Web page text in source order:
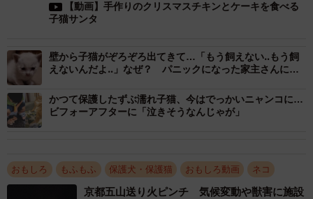
すね。やはり、ととまるくんたちの仕業？
「はい。朝起きてリビングに行くと部屋中にゴミが散らか
っていてびっくりしました（笑）。何事かと思いきやリビ
した。部屋中にごみが散乱してましたが、楽しそうに遊ん
でいたので笑っちゃいました」
――あらら。散らかしちゃったものは…。
【動画】手作りのクリスマスチキンとケーキを食べる
子猫サンタ
壁から子猫がぞろぞろ出てきて…「もう飼えない‥もう飼
えないんだよ‥」なぜ？ パニックになった家主さんに聞
かつて保護したずぶ濡れ子猫、今はでっかいニャンコに…
ビフォーアフターに「泣きそうなんじゃが」
おもしろ もふもふ 保護犬・保護猫 おもしろ動画 ネコ
京都五山送り火ピンチ 気候変動や獣害に施設